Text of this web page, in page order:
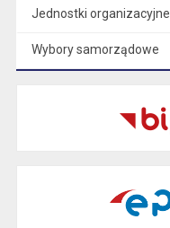
Jednostki organizacyjne
Wybory samorządowe